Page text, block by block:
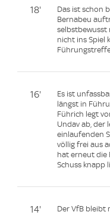
18'
Das ist schon
Bernabeu
selbstbewusst
nicht ins Spiel
16'
Es ist
längst in
Führich legt
Undav ab, der
einlaufenden
völlig frei aus
hat erneut die
Schuss knapp
14'
Der VfB bleibt